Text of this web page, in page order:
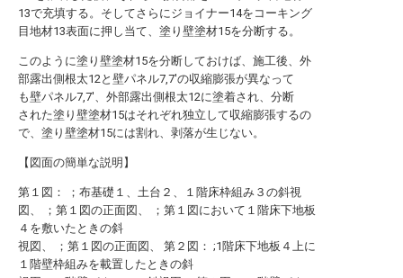
13で充填する。そしてさらにジョイナー14をコーキング
目地材13表面に押し当て、塗り壁塗材15を分断する。
このように塗り壁塗材15を分断しておけば、施工後、外
部露出側根太12と壁パネル7,7′の収縮膨張が異なって
も壁パネル7,7′、外部露出側根太12に塗着され、分断
された塗り壁塗材15はそれぞれ独立して収縮膨張するの
で、塗り壁塗材15には割れ、剥落が生じない。
【図面の簡単な説明】
第１図： ；布基礎１、土台２、１階床枠組み３の斜視
図、 ；第１図の正面図、 ；第１図において１階床下地板
４を敷いたときの斜
視図、 ；第１図の正面図、 第２図： ;1階床下地板４上に
１階壁枠組みを載置したときの斜